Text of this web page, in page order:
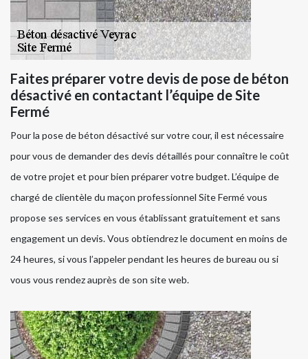
Faites préparer votre devis de pose de béton
désactivé en contactant l’équipe de Site
Fermé
Pour la pose de béton désactivé sur votre cour, il est nécessaire
pour vous de demander des devis détaillés pour connaître le coût
de votre projet et pour bien préparer votre budget. L’équipe de
chargé de clientèle du maçon professionnel Site Fermé vous
propose ses services en vous établissant gratuitement et sans
engagement un devis. Vous obtiendrez le document en moins de
24 heures, si vous l’appeler pendant les heures de bureau ou si
vous vous rendez auprès de son site web.